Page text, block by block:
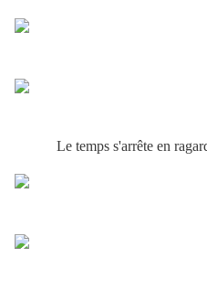
Le temps s'arrête en